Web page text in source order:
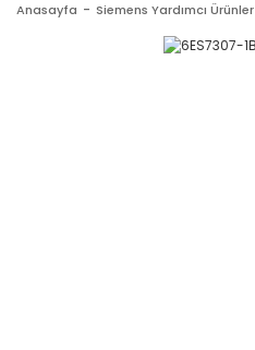
Anasayfa Siemens Yardımcı Ürünler